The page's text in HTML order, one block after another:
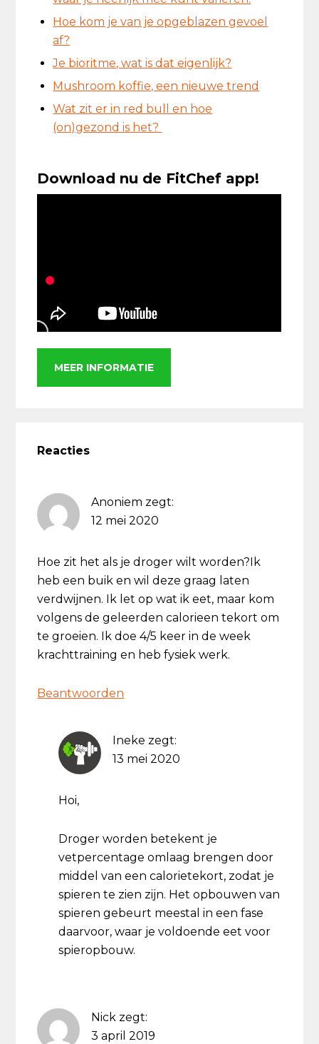
Hoe kom je van je opgeblazen gevoel
af?
Je bioritme, wat is dat eigenlijk?
Mushroom koffie, een nieuwe trend
Wat zit er in red bull en hoe
(on)gezond is het?
Download nu de FitChef app!
MEER INFORMATIE
Interacties
Reacties
Anoniem zegt:
12 mei 2020
Hoe zit het als je droger wilt worden?Ik
heb een buik en wil deze graag laten
verdwijnen. Ik let op wat ik eet, maar kom
volgens de geleerden calorieen tekort om
te groeien. Ik doe 4/5 keer in de week
krachttraining en heb fysiek werk.
Beantwoorden
Ineke zegt:
13 mei 2020
Hoi,
Droger worden betekent je
vetpercentage omlaag brengen door
middel van een calorietekort, zodat je
spieren te zien zijn. Het opbouwen van
spieren gebeurt meestal in een fase
daarvoor, waar je voldoende eet voor
spieropbouw.
Nick zegt:
3 april 2019